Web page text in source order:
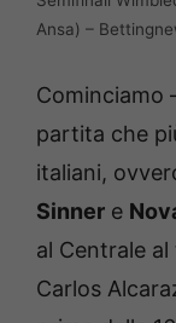
Ansa) –
Cominciamo
partita che
italiani,
Sinner e
al Centrale
Carlos